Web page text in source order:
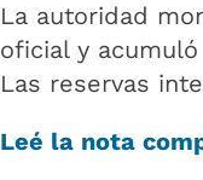
La autoridad
oficial y
Las reservas
Leé la nota